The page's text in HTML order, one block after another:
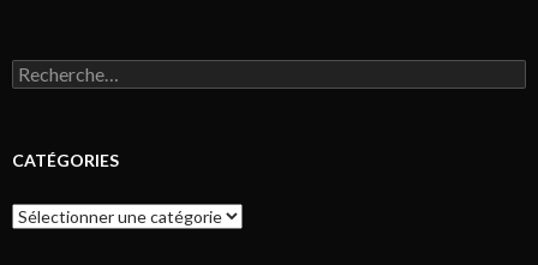
Rechercher :
CATÉGORIES
Catégories